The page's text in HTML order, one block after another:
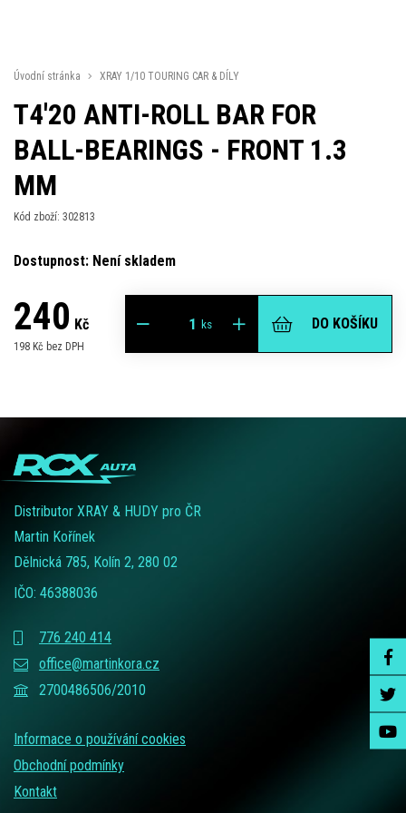
Úvodní stránka XRAY 1/10 TOURING CAR & DÍLY
T4'20 ANTI-ROLL BAR FOR
BALL-BEARINGS - FRONT 1.3
MM
Kód zboží: 302813
Dostupnost: Není skladem
240 Kč
198 Kč bez DPH
ks DO KOŠÍKU
Distributor XRAY & HUDY pro ČR
Martin Kořínek
Dělnická 785, Kolín 2, 280 02
IČO: 46388036
776 240 414
office@martinkora.cz
2700486506/2010
Informace o používání cookies
Obchodní podmínky
Kontakt